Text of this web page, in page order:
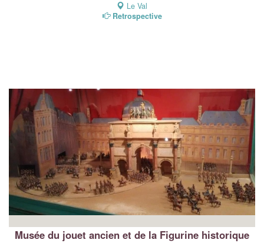
Le Val
Retrospective
Musée du jouet ancien et de la Figurine historique